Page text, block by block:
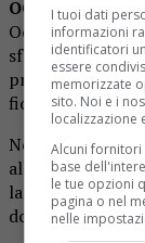
OCCHIEPPO
Occhieppo
sfortunata
prossimità del
fiori.
Nel mentre è
alla sua vettura
lasciato nel
documenti e la
I tuoi dati
informazioni
identificatori
essere
memorizzate
sito. Noi e i
localizzazione
Alcuni
base
le tue opzioni
pagina o nel
nelle